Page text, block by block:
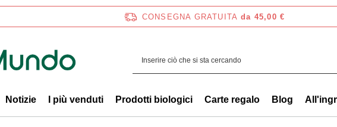
CONSEGNA GRATUITA da 45,00 €
Notizie I più venduti Prodotti biologici Carte regalo Blog